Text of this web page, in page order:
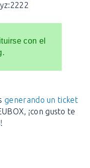
con el
generando un ticket
¡con gusto te